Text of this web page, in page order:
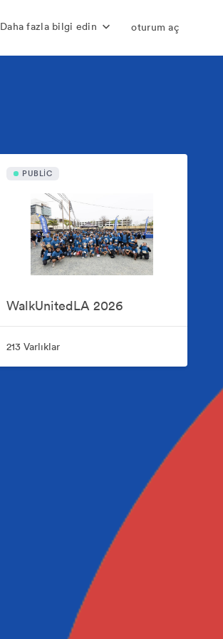
Daha fazla bilgi edin oturum aç
PUBLIC
WalkUnitedLA 2026
213 Varlıklar